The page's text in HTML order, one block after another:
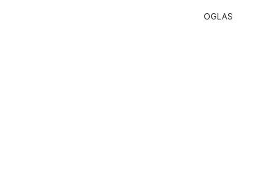
OGLAS